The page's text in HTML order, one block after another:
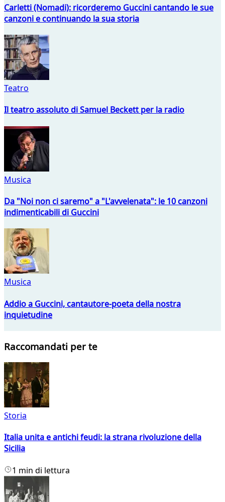
Carletti (Nomadi): ricorderemo Guccini cantando le sue
canzoni e continuando la sua storia
Teatro
Il teatro assoluto di Samuel Beckett per la radio
Musica
Da "Noi non ci saremo" a "L'avvelenata": le 10 canzoni
indimenticabili di Guccini
Musica
Addio a Guccini, cantautore-poeta della nostra
inquietudine
Raccomandati per te
Storia
Italia unita e antichi feudi: la strana rivoluzione della
Sicilia
1 min di lettura